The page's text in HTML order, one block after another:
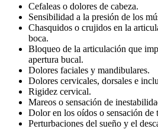
Cefaleas o dolores de cabeza.
Sensibilidad a la presión de los
Chasquidos o crujidos en la
boca.
Bloqueo de la articulación que
apertura bucal.
Dolores faciales y mandibulares.
Dolores cervicales, dorsales e
Rigidez cervical.
Mareos o sensación de
Dolor en los oídos o sensación de
Perturbaciones del sueño y el